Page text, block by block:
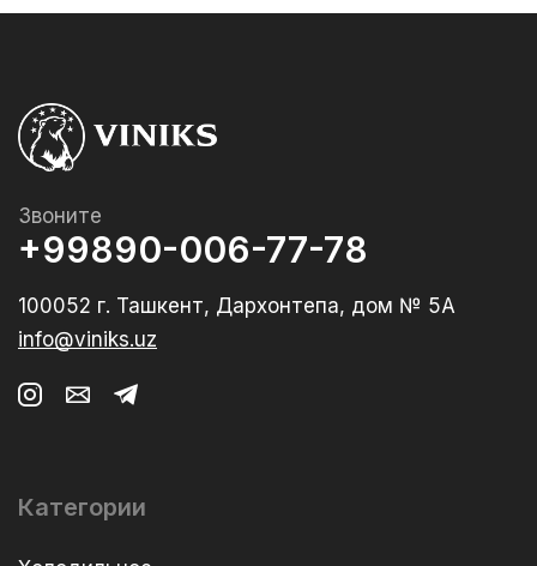
Звоните
+99890-006-77-78
100052 г. Ташкент, Дархонтепа, дом № 5А
info@viniks.uz
Категории